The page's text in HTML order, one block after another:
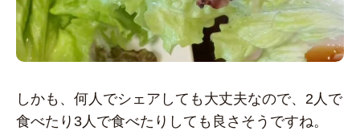
しかも、何人でシェアしても大丈夫なので、2人で
食べたり3人で食べたりしても良さそうですね。